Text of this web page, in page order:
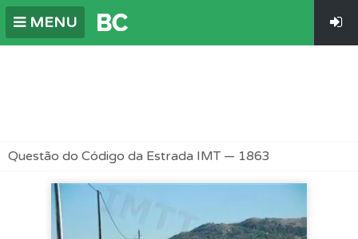
MENU
Questão do Código da Estrada IMT — 1863